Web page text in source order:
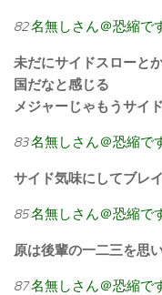
82名無しさん＠恐縮で
未だにサイドスローと
国だなと感じる
メジャーじゃもうサイ
83名無しさん＠恐縮で
サイド気味にしてブレ
85名無しさん＠恐縮で
原は後輩の一二三を思い
87名無しさん＠恐縮で